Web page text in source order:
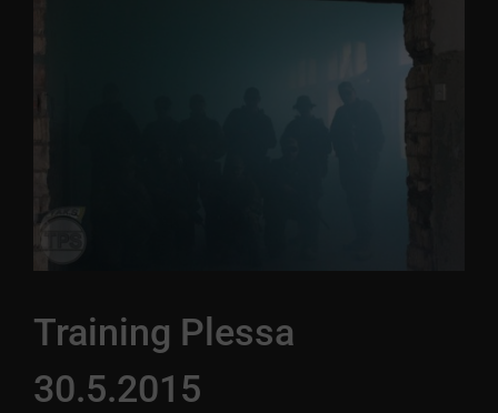
Training Plessa
30.5.2015